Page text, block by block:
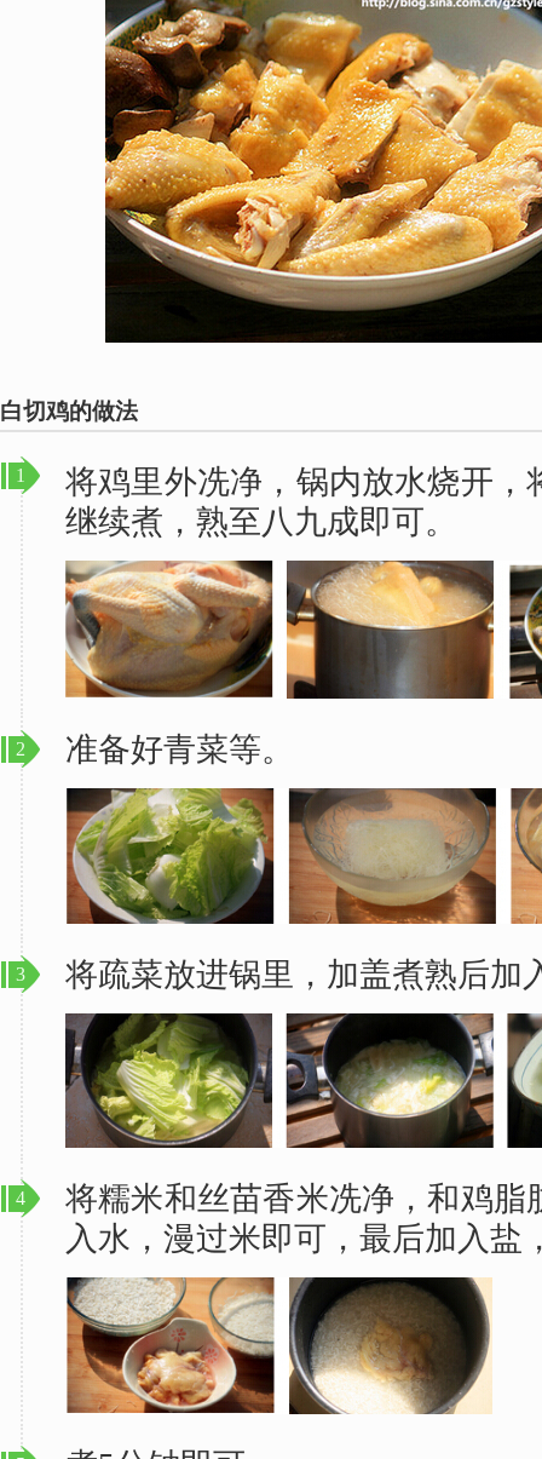
白切鸡的做法
1
将鸡里外冼净，锅内放水烧开，
继续煮，熟至八九成即可。
2 准备好青菜等。
3 将疏菜放进锅里，加盖煮熟后加
4
将糯米和丝苗香米冼净，和鸡脂
入水，漫过米即可，最后加入盐